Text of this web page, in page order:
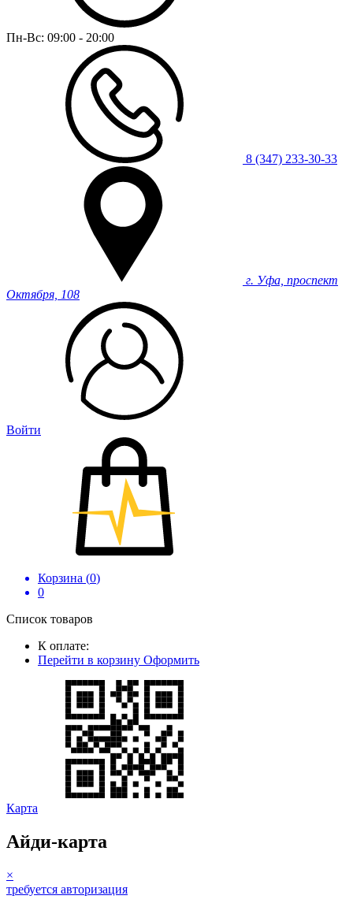
Пн-Вс: 09:00 - 20:00
8 (347) 233-30-33
г. Уфа, проспект
Октября, 108
Войти
Корзина (0)
0
Список товаров
К оплате:
Перейти в корзину Оформить
Карта
Айди-карта
×
требуется авторизация